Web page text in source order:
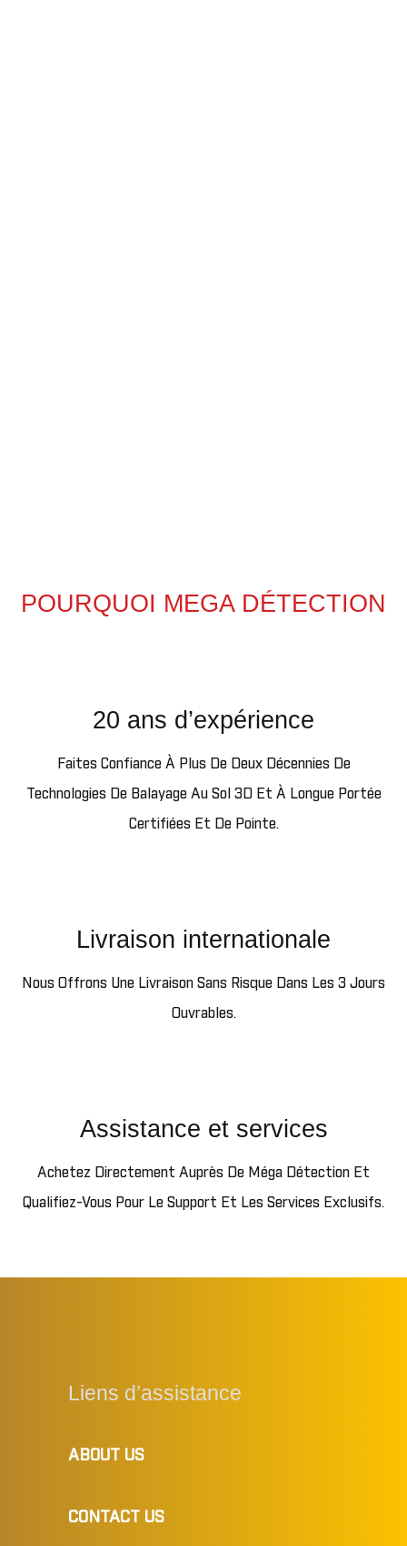
POURQUOI MEGA DÉTECTION
20 ans d’expérience
Faites Confiance À Plus De Deux Décennies De
Technologies De Balayage Au Sol 3D Et À Longue Portée
Certifiées Et De Pointe.
Livraison internationale
Nous Offrons Une Livraison Sans Risque Dans Les 3 Jours
Ouvrables.
Assistance et services
Achetez Directement Auprès De Méga Détection Et
Qualifiez-Vous Pour Le Support Et Les Services Exclusifs.
Liens d’assistance
ABOUT US
CONTACT US